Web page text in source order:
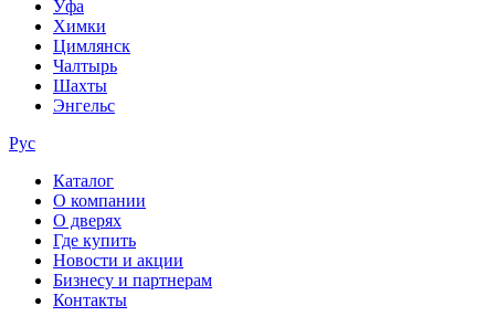
Уфа
Химки
Цимлянск
Чалтырь
Шахты
Энгельс
Рус
Каталог
О компании
О дверях
Где купить
Новости и акции
Бизнесу и партнерам
Контакты